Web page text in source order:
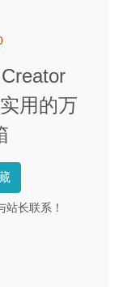
用的万
长联系！
– 图像磨
– 视频离线下载
件查找及清理软